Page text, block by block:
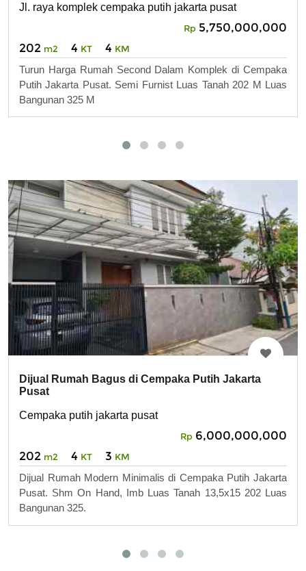
Jl. raya komplek cempaka putih jakarta pusat
Rp 5,750,000,000
202 m2 4 KT 4 KM
Turun Harga Rumah Second Dalam Komplek di Cempaka
Putih Jakarta Pusat. Semi Furnist Luas Tanah 202 M Luas
Bangunan 325 M
Dijual Rumah Bagus di Cempaka Putih Jakarta
Pusat
Cempaka putih jakarta pusat
Rp 6,000,000,000
202 m2 4 KT 3 KM
Dijual Rumah Modern Minimalis di Cempaka Putih Jakarta
Pusat. Shm On Hand, Imb Luas Tanah 13,5x15 202 Luas
Bangunan 325.